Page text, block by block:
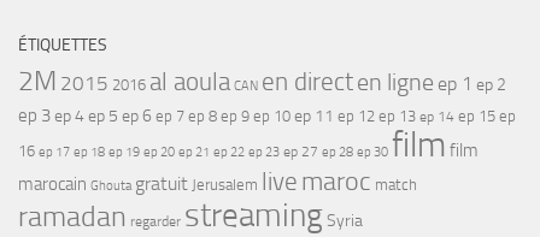
ÉTIQUETTES
2M 2015 2016 al aoula CAN en directen ligne ep 1 ep 2
ep 3ep 4ep 5 ep 6 ep 7 ep 8 ep 9 ep 10 ep 11 ep 12 ep 13 ep 14 ep 15 ep
16 ep 17 ep 18 ep 19 ep 20 ep 21 ep 22 ep 23 ep 27 ep 28 ep 30 film film
marocain Ghouta gratuit Jerusalem live maroc match
ramadan regarder streamingSyria